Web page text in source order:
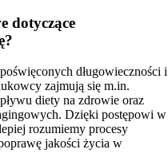
dotyczące
długowieczności i
zajmują się m.in.
diety na zdrowie oraz
Dzięki postępowi w
rozumiemy procesy
jakości życia w